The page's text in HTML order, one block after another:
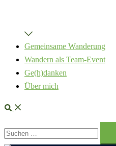
Gemeinsame Wanderung
Wandern als Team-Event
Ge(h)danken
Über mich
Suche
Suchen
nach: